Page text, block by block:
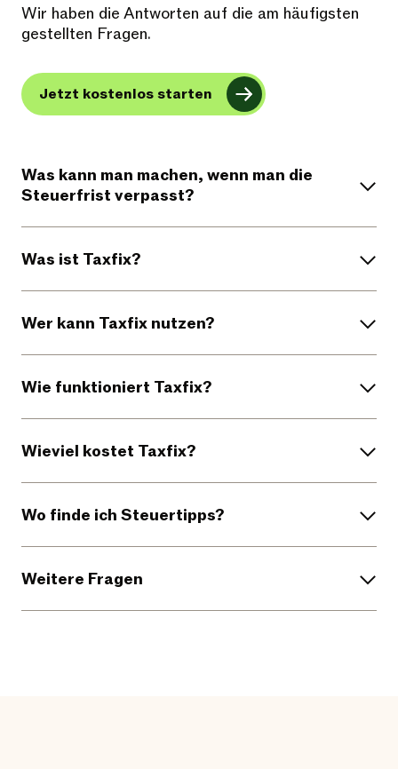
Wir haben die Antworten auf die am häufigsten
gestellten Fragen.
Jetzt kostenlos starten
Was kann man machen, wenn man die
Steuerfrist verpasst?
Was ist Taxfix?
Wer kann Taxfix nutzen?
Wie funktioniert Taxfix?
Wieviel kostet Taxfix?
Wo finde ich Steuertipps?
Weitere Fragen